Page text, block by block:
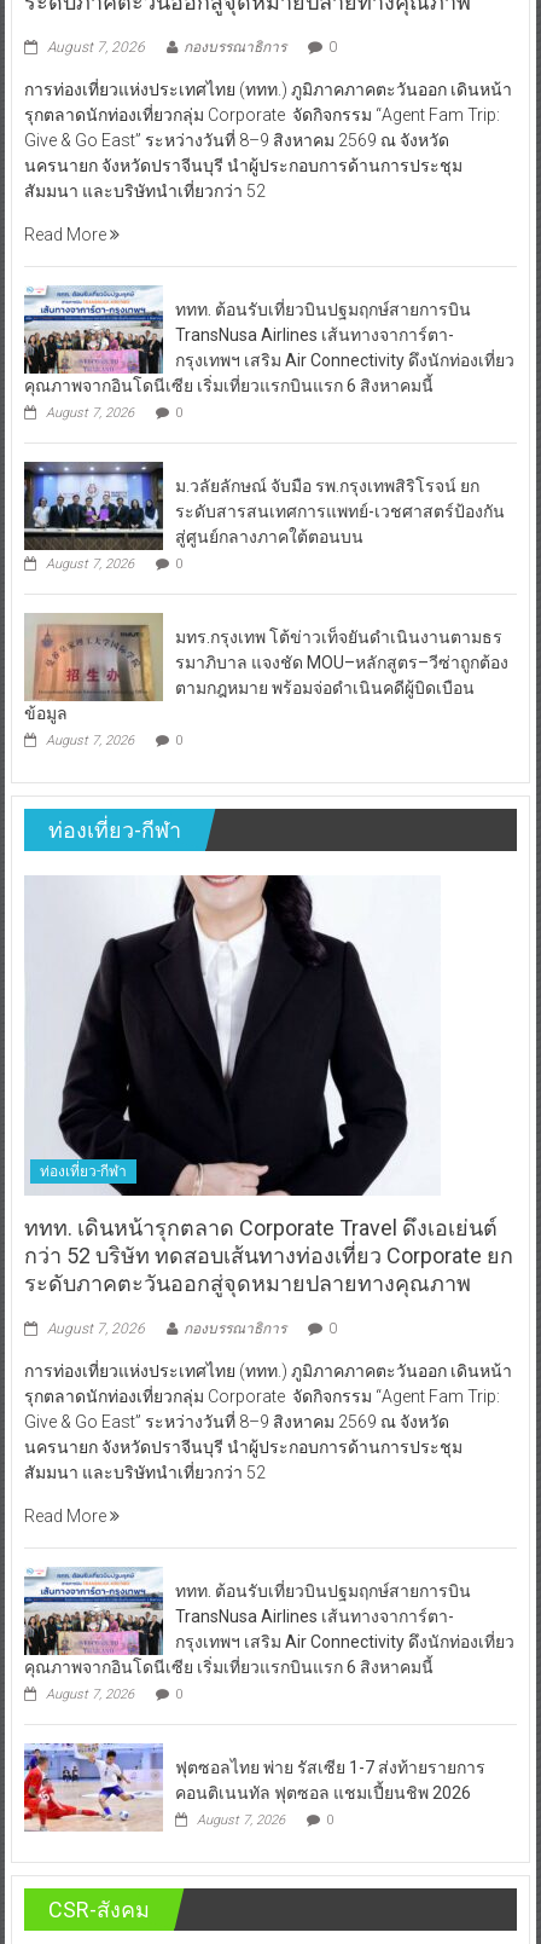
August 7, 2026 กองบรรณาธิการ 0
การท่องเที่ยวแห่งประเทศไทย (ททท.) ภูมิภาคภาคตะวันออก เดินหน้า
รุกตลาดนักท่องเที่ยวกลุ่ม Corporate จัดกิจกรรม “Agent Fam Trip:
Give & Go East” ระหว่างวันที่ 8–9 สิงหาคม 2569 ณ จังหวัด
นครนายก จังหวัดปราจีนบุรี นำผู้ประกอบการด้านการประชุม
สัมมนา และบริษัทนำเที่ยวกว่า 52
Read More
ททท. ต้อนรับเที่ยวบินปฐมฤกษ์สายการบิน
TransNusa Airlines เส้นทางจาการ์ตา-
กรุงเทพฯ เสริม Air Connectivity ดึงนักท่องเที่ยว
คุณภาพจากอินโดนีเซีย เริ่มเที่ยวแรกบินแรก 6 สิงหาคมนี้
August 7, 2026 0
ม.วลัยลักษณ์ จับมือ รพ.กรุงเทพสิริโรจน์ ยก
ระดับสารสนเทศการแพทย์-เวชศาสตร์ป้องกัน
สู่ศูนย์กลางภาคใต้ตอนบน
August 7, 2026 0
มทร.กรุงเทพ โต้ข่าวเท็จยันดำเนินงานตามธร
รมาภิบาล แจงชัด MOU–หลักสูตร–วีซ่าถูกต้อง
ตามกฎหมาย พร้อมจ่อดำเนินคดีผู้บิดเบือน
ข้อมูล
August 7, 2026 0
ท่องเที่ยว-กีฬา
ท่องเที่ยว-กีฬา
ททท. เดินหน้ารุกตลาด Corporate Travel ดึงเอเย่นต์
กว่า 52 บริษัท ทดสอบเส้นทางท่องเที่ยว Corporate ยก
ระดับภาคตะวันออกสู่จุดหมายปลายทางคุณภาพ
August 7, 2026 กองบรรณาธิการ 0
การท่องเที่ยวแห่งประเทศไทย (ททท.) ภูมิภาคภาคตะวันออก เดินหน้า
รุกตลาดนักท่องเที่ยวกลุ่ม Corporate จัดกิจกรรม “Agent Fam Trip:
Give & Go East” ระหว่างวันที่ 8–9 สิงหาคม 2569 ณ จังหวัด
นครนายก จังหวัดปราจีนบุรี นำผู้ประกอบการด้านการประชุม
สัมมนา และบริษัทนำเที่ยวกว่า 52
Read More
ททท. ต้อนรับเที่ยวบินปฐมฤกษ์สายการบิน
TransNusa Airlines เส้นทางจาการ์ตา-
กรุงเทพฯ เสริม Air Connectivity ดึงนักท่องเที่ยว
คุณภาพจากอินโดนีเซีย เริ่มเที่ยวแรกบินแรก 6 สิงหาคมนี้
August 7, 2026 0
ฟุตซอลไทย พ่าย รัสเซีย 1-7 ส่งท้ายรายการ
คอนติเนนทัล ฟุตซอล แชมเปี้ยนชิพ 2026
August 7, 2026 0
CSR-สังคม